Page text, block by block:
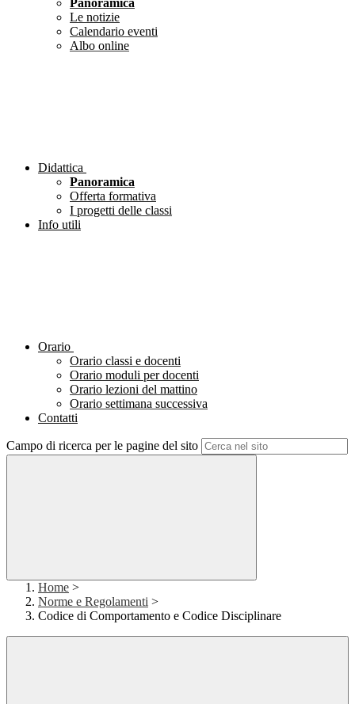
Panoramica
Le notizie
Calendario eventi
Albo online
Didattica
Panoramica
Offerta formativa
I progetti delle classi
Info utili
Orario
Orario classi e docenti
Orario moduli per docenti
Orario lezioni del mattino
Orario settimana successiva
Contatti
Campo di ricerca per le pagine del sito
Home >
Norme e Regolamenti >
Codice di Comportamento e Codice Disciplinare